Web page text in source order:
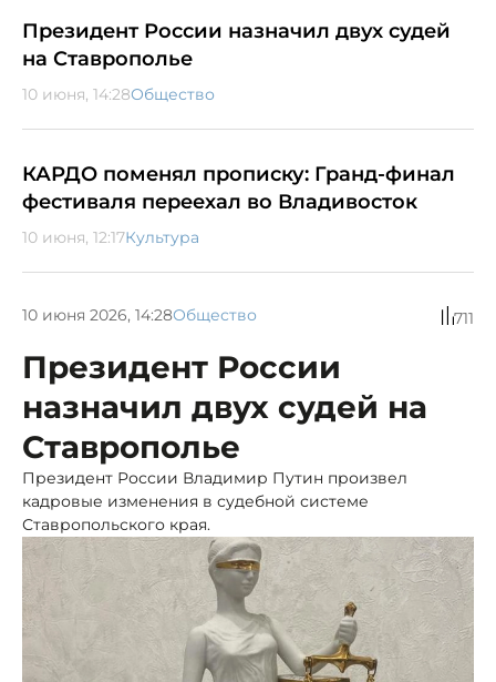
Президент России назначил двух судей
на Ставрополье
10 июня, 14:28Общество
КАРДО поменял прописку: Гранд-финал
фестиваля переехал во Владивосток
10 июня, 12:17Культура
10 июня 2026, 14:28Общество 711
Президент России
назначил двух судей на
Ставрополье
Президент России Владимир Путин произвел
кадровые изменения в судебной системе
Ставропольского края.